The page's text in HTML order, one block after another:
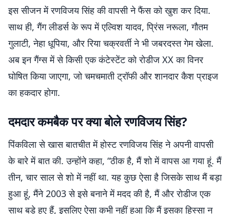
इस सीजन में रणविजय सिंह की वापसी ने फैंस को खुश कर दिया.
साथ ही, गैंग लीडर्स के रूप में एल्विश यादव, प्रिंस नरूला, गौतम
गुलाटी, नेहा धूपिया, और रिया चक्रवर्ती ने भी जबरदस्त गेम खेला.
अब इन गैंग्स में से किसी एक कंटेस्टेंट को रोडीज XX का विनर
घोषित किया जाएगा, जो चमचमाती ट्रॉफी और शानदार कैश प्राइज
का हकदार होगा.
दमदार कमबैक पर क्या बोले रणविजय सिंह?
पिंकविला से खास बातचीत में होस्ट रणविजय सिंह ने अपनी वापसी
के बारे में बात की. उन्होंने कहा, “ठीक है, मैं शो में वापस आ गया हूं. मैं
तीन, चार साल से शो में नहीं था. यह कुछ ऐसा है जिसके साथ मैं बड़ा
हुआ हूं, मैंने 2003 से इसे बनाने में मदद की है, मैं और रोडीज एक
साथ बड़े हुए हैं, इसलिए ऐसा कभी नहीं हुआ कि मैं इसका हिस्सा न